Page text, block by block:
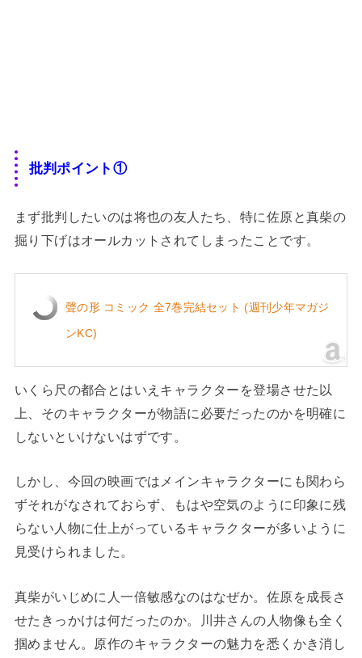
批判ポイント①
まず批判したいのは将也の友人たち、特に佐原と真柴の
掘り下げはオールカットされてしまったことです。
聲の形 コミック 全7巻完結セット (週刊少年マガジ
ンKC)
いくら尺の都合とはいえキャラクターを登場させた以
上、そのキャラクターが物語に必要だったのかを明確に
しないといけないはずです。
しかし、今回の映画ではメインキャラクターにも関わら
ずそれがなされておらず、もはや空気のように印象に残
らない人物に仕上がっているキャラクターが多いように
見受けられました。
真柴がいじめに人一倍敏感なのはなぜか。佐原を成長さ
せたきっかけは何だったのか。川井さんの人物像も全く
掴めません。原作のキャラクターの魅力を悉くかき消し